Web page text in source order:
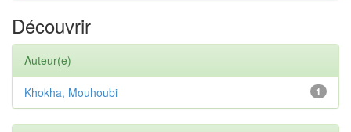
Découvrir
Auteur(e)
1
Khokha, Mouhoubi